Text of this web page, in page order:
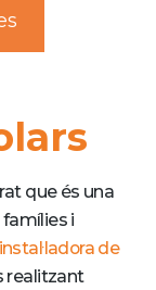
que és una
i
de
realitzant